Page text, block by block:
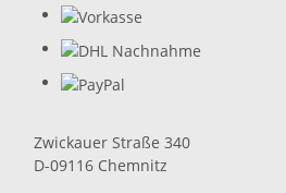
Zwickauer Straße 340
D-09116 Chemnitz